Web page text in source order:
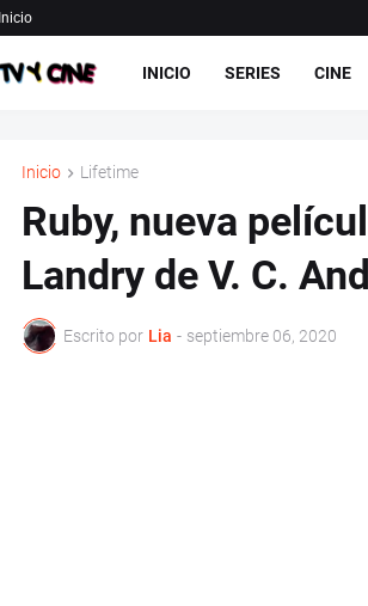
Inicio
INICIO SERIES CINE
Inicio Lifetime
Ruby, nueva
Landry de V. C.
Escrito por Lia - septiembre 06, 2020